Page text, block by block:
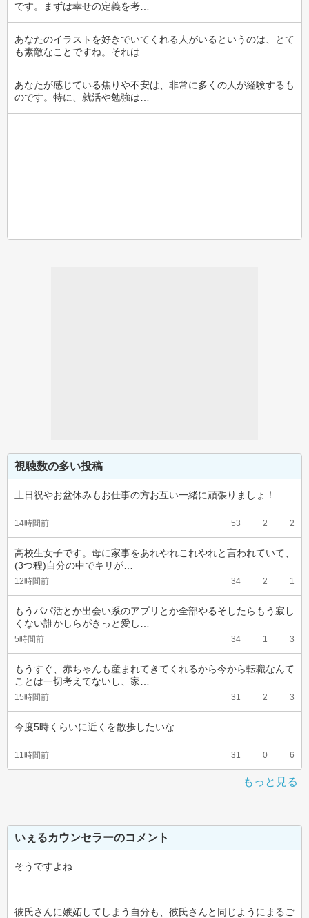
です。まずは幸せの定義を考…
あなたのイラストを好きでいてくれる人がいるというのは、とて
も素敵なことですね。それは…
あなたが感じている焦りや不安は、非常に多くの人が経験するも
のです。特に、就活や勉強は…
視聴数の多い投稿
土日祝やお盆休みもお仕事の方お互い一緒に頑張りましょ！
14時間前 53 2 2
高校生女子です。母に家事をあれやれこれやれと言われていて、
(3つ程)自分の中でキリが…
12時間前 34 2 1
もうパパ活とか出会い系のアプリとか全部やるそしたらもう寂し
くない誰かしらがきっと愛し…
5時間前 34 1 3
もうすぐ、赤ちゃんも産まれてきてくれるから今から転職なんて
ことは一切考えてないし、家…
15時間前 31 2 3
今度5時くらいに近くを散歩したいな
11時間前 31 0 6
もっと見る
いぇるカウンセラーのコメント
そうですよね
彼氏さんに嫉妬してしまう自分も、彼氏さんと同じようにまるご